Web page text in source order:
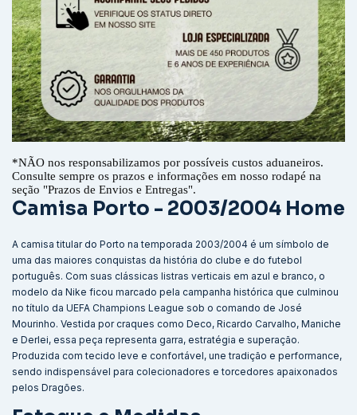
*NÃO nos responsabilizamos por possíveis custos aduaneiros.
Consulte sempre os prazos e informações em nosso rodapé na
seção "Prazos de Envios e Entregas".
Camisa Porto - 2003/2004 Home
A camisa titular do Porto na temporada 2003/2004 é um símbolo de
uma das maiores conquistas da história do clube e do futebol
português. Com suas clássicas listras verticais em azul e branco, o
modelo da Nike ficou marcado pela campanha histórica que culminou
no título da UEFA Champions League sob o comando de José
Mourinho. Vestida por craques como Deco, Ricardo Carvalho, Maniche
e Derlei, essa peça representa garra, estratégia e superação.
Produzida com tecido leve e confortável, une tradição e performance,
sendo indispensável para colecionadores e torcedores apaixonados
pelos Dragões.